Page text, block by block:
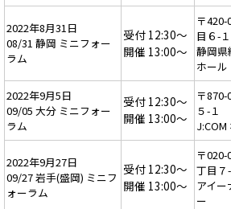
2022年8月31日
08/31 静岡 ミニフォー
ラム
受付 12:30～
開催 13:00～
〒
目６-１
静岡
ホール
2022年9月5日
09/05 大分 ミニフォー
ラム
受付 12:30～
開催 13:00～
〒
５-１
2022年9月27日
09/27 岩手(盛岡) ミニフ
ォーラム
受付 12:30～
開催 13:00～
〒
丁目７-
アイ
ー